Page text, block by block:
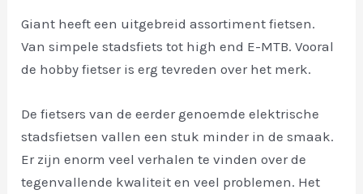
Giant heeft een uitgebreid assortiment fietsen.
Van simpele stadsfiets tot high end E-MTB. Vooral
de hobby fietser is erg tevreden over het merk.
De fietsers van de eerder genoemde elektrische
stadsfietsen vallen een stuk minder in de smaak.
Er zijn enorm veel verhalen te vinden over de
tegenvallende kwaliteit en veel problemen. Het